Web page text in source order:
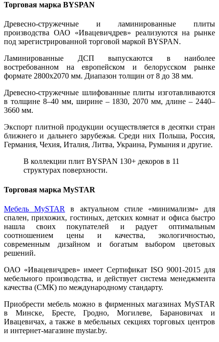
Торговая марка BYSPAN
Древесно-стружечные и ламинированные плиты
производства ОАО «Ивацевичдрев» реализуются на рынке
под зарегистрированной торговой маркой BYSPAN.
Ламинированные ДСП выпускаются в наиболее
востребованном на европейском и белорусском рынке
формате 2800х2070 мм. Диапазон толщин от 8 до 38 мм.
Древесно-стружечные шлифованные плиты изготавливаются
в толщине 8–40 мм, ширине – 1830, 2070 мм, длине – 2440–
3660 мм.
Экспорт плитной продукции осуществляется в десятки стран
ближнего и дальнего зарубежья. Среди них Польша, Россия,
Германия, Чехия, Италия, Литва, Украина, Румыния и другие.
В коллекции плит BYSPAN 130+ декоров в 11
структурах поверхности.
Торговая марка MySTAR
Мебель MySTAR
в актуальном стиле «минимализм» для
спален, прихожих, гостиных, детских комнат и офиса быстро
нашла своих покупателей и радует оптимальным
соотношением цены и качества, экологичностью,
современным дизайном и богатым выбором цветовых
решений.
ОАО «Ивацевичдрев» имеет Сертификат ISO 9001-2015 для
мебельного производства, и действует система менеджмента
качества (СМК) по международному стандарту.
Приобрести мебель можно в фирменных магазинах MySTAR
в Минске, Бресте, Гродно, Могилеве, Барановичах и
Ивацевичах, а также в мебельных секциях торговых центров
и интернет-магазине mystar.by.